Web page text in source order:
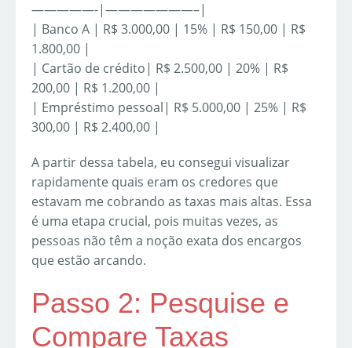
—————-|———————–|
| Banco A | R$ 3.000,00 | 15% | R$ 150,00 | R$
1.800,00 |
| Cartão de crédito| R$ 2.500,00 | 20% | R$
200,00 | R$ 1.200,00 |
| Empréstimo pessoal| R$ 5.000,00 | 25% | R$
300,00 | R$ 2.400,00 |
A partir dessa tabela, eu consegui visualizar
rapidamente quais eram os credores que
estavam me cobrando as taxas mais altas. Essa
é uma etapa crucial, pois muitas vezes, as
pessoas não têm a noção exata dos encargos
que estão arcando.
Passo 2: Pesquise e
Compare Taxas